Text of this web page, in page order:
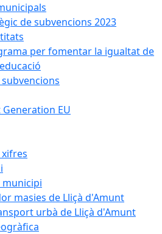
de subvencions 2023
per fomentar la igualtat de
Generation EU
municipi
masies de Lliçà d'Amunt
urbà de Lliçà d'Amunt